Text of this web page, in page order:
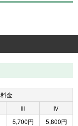
料金
Ⅲ
Ⅳ
5,700円
5,800円